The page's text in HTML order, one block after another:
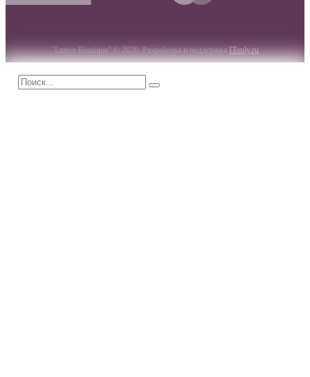
"Lutece Boutique" © 2026. Разработка и поддержкаITonly.ru